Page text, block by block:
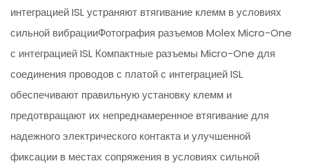
интеграцией ISL устраняют втягивание клемм в условиях
сильной вибрацииФотография разъемов Molex Micro-One
с интеграцией ISL Компактные разъемы Micro-One для
соединения проводов с платой с интеграцией ISL
обеспечивают правильную установку клемм и
предотвращают их непреднамеренное втягивание для
надежного электрического контакта и улучшенной
фиксации в местах сопряжения в условиях сильной